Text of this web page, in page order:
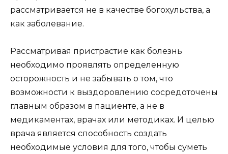
рассматривается не в качестве богохульства, а
как заболевание.
Рассматривая пристрастие как болезнь
необходимо проявлять определенную
осторожность и не забывать о том, что
возможности к выздоровлению сосредоточены
главным образом в пациенте, а не в
медикаментах, врачах или методиках. И целью
врача является способность создать
необходимые условия для того, чтобы суметь